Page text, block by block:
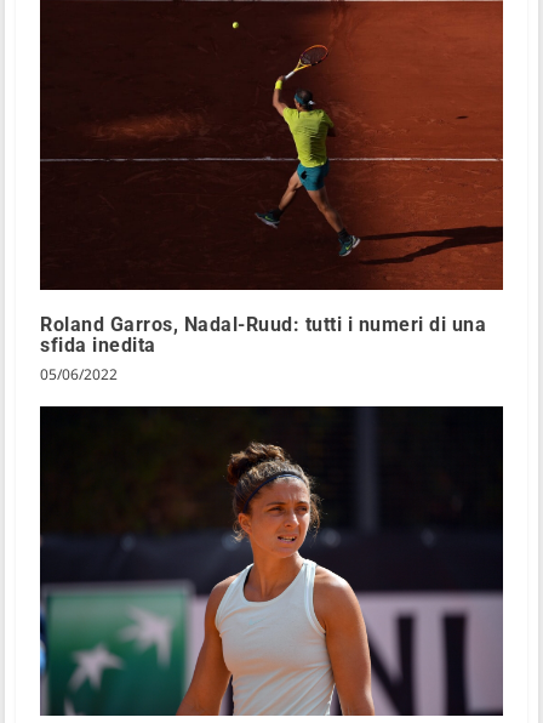
Roland Garros, Nadal-Ruud: tutti i numeri di una
sfida inedita
05/06/2022